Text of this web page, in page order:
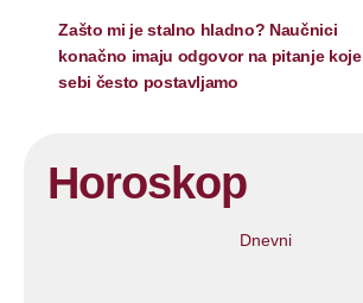
Zašto mi je stalno hladno? Naučnici
konačno imaju odgovor na pitanje koje
sebi često postavljamo
Horoskop
Dnevni